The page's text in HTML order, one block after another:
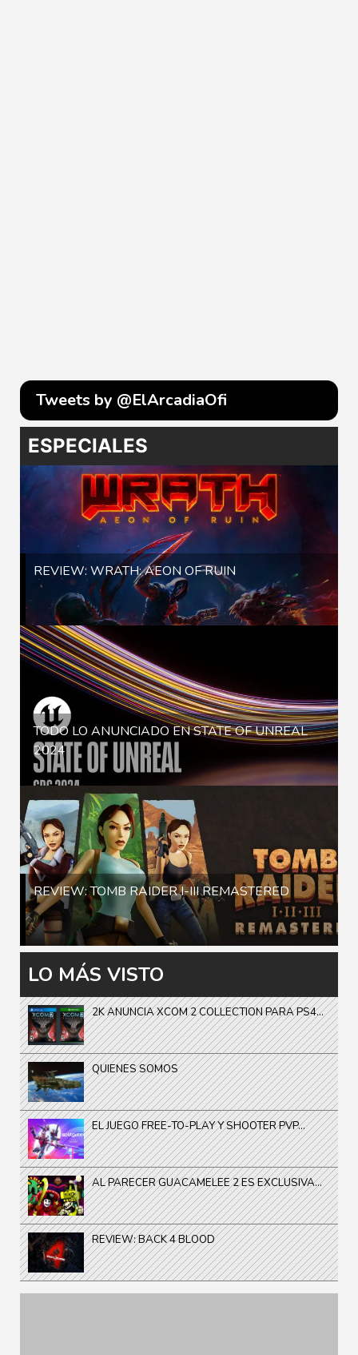
Tweets by @ElArcadiaOfi
ESPECIALES
REVIEW: WRATH: AEON OF RUIN
TODO LO ANUNCIADO EN STATE OF UNREAL
2024
REVIEW: TOMB RAIDER I-III REMASTERED
LO MÁS VISTO
2K ANUNCIA XCOM 2 COLLECTION PARA PS4...
QUIENES SOMOS
EL JUEGO FREE-TO-PLAY Y SHOOTER PVP...
AL PARECER GUACAMELEE 2 ES EXCLUSIVA...
REVIEW: BACK 4 BLOOD